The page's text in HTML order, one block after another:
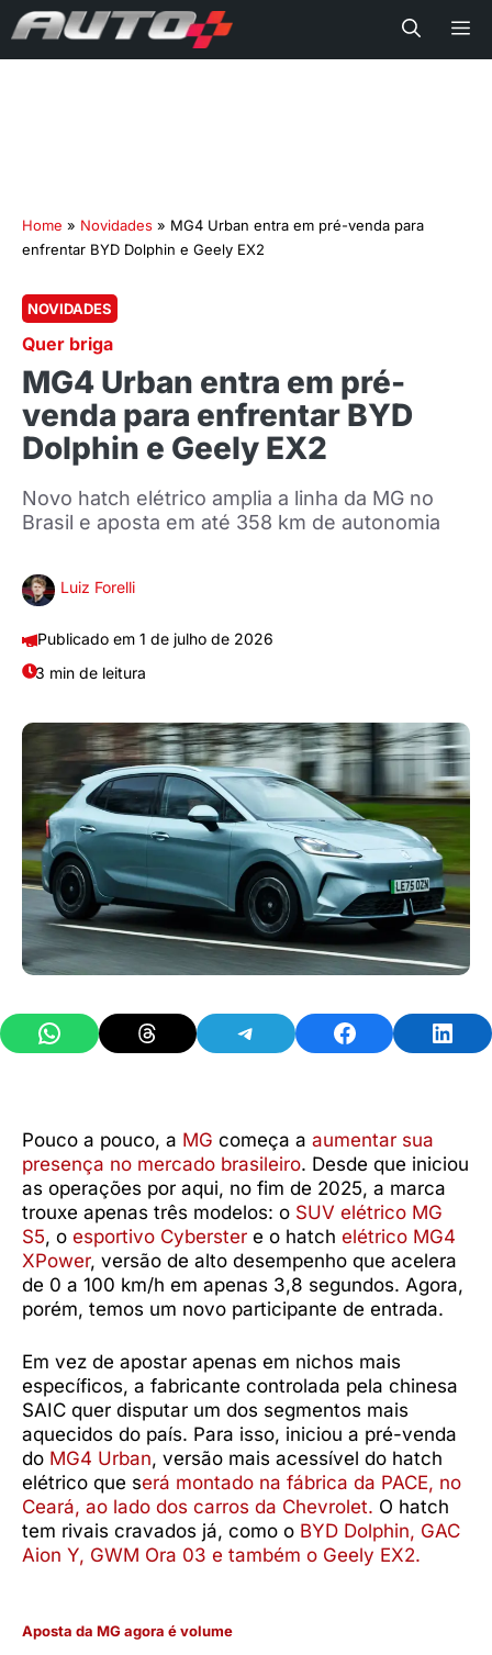
Home » Novidades » MG4 Urban entra em pré-venda para
enfrentar BYD Dolphin e Geely EX2
NOVIDADES
Quer briga
MG4 Urban entra em pré-
venda para enfrentar BYD
Dolphin e Geely EX2
Novo hatch elétrico amplia a linha da MG no
Brasil e aposta em até 358 km de autonomia
Luiz Forelli
1 de julho de 2026
3 min de leitura
Share on WhatsAppShare on ThreadsShare on TelegramShare on Facebook
Pouco a pouco, a MG começa a aumentar sua
presença no mercado brasileiro. Desde que iniciou
as operações por aqui, no fim de 2025, a marca
trouxe apenas três modelos: o SUV elétrico MG
S5, o esportivo Cyberster e o hatch elétrico MG4
XPower, versão de alto desempenho que acelera
de 0 a 100 km/h em apenas 3,8 segundos. Agora,
porém, temos um novo participante de entrada.
Em vez de apostar apenas em nichos mais
específicos, a fabricante controlada pela chinesa
SAIC quer disputar um dos segmentos mais
aquecidos do país. Para isso, iniciou a pré-venda
do MG4 Urban, versão mais acessível do hatch
elétrico que será montado na fábrica da PACE, no
Ceará, ao lado dos carros da Chevrolet. O hatch
tem rivais cravados já, como o BYD Dolphin, GAC
Aion Y, GWM Ora 03 e também o Geely EX2.
Aposta da MG agora é volume